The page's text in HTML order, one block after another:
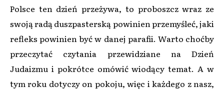
Polsce ten dzień przeżywa, to proboszcz wraz ze
swoją radą duszpasterską powinien przemyśleć, jaki
refleks powinien być w danej parafii. Warto choćby
przeczytać czytania przewidziane na Dzień
Judaizmu i pokrótce omówić wiodący temat. A w
tym roku dotyczy on pokoju, więc i każdego z nasz,